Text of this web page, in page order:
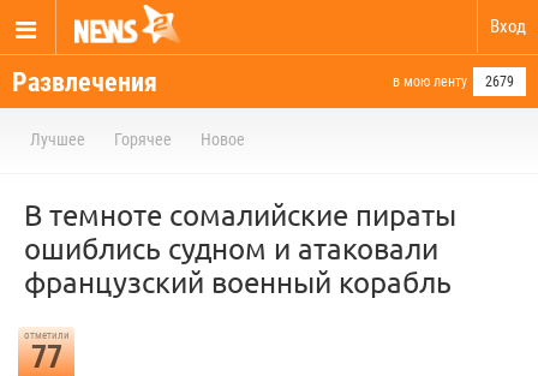
Вход
Развлечения в мою ленту 2679
Лучшее Горячее Новое
В темноте сомалийские пираты
ошиблись судном и атаковали
французский военный корабль
отметили
77